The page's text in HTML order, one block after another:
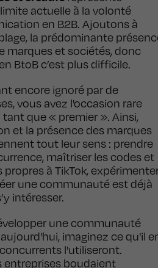
actuelle à la volonté
en B2B. Ajoutons à
la prédominante
marques et sociétés, donc
BtoB c’est plus difficile.
encore ignoré par de
vous avez l'occasion rare
que « premier ». Ainsi,
et la présence des marques
tout leur sens : prendre
maîtriser les codes et
à TikTok,
une communauté est déjà
intéresser.
une communauté
imaginez ce qu'il
l'utiliseront.
entreprises boudaient